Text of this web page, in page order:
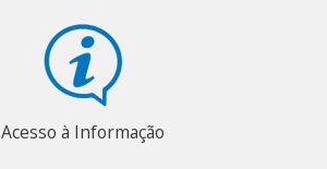
Acesso à Informação